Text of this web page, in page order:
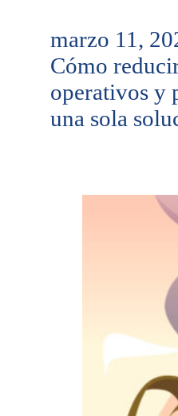
marzo 11,
Cómo
operativos y
una sola